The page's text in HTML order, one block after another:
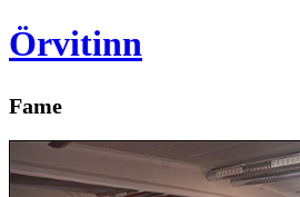
Örvitinn
Fame